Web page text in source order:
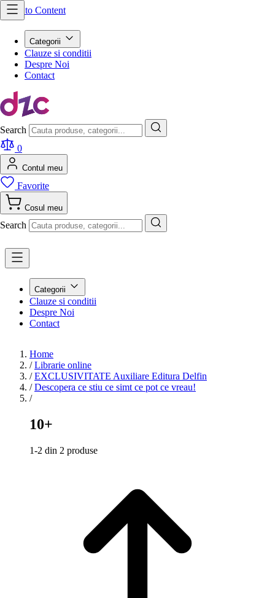
Skip to Content
Categorii
Clauze si conditii
Despre Noi
Contact
Search
0
Contul meu
Favorite
Cosul meu
Search
Categorii
Clauze si conditii
Despre Noi
Contact
Home
/ Librarie online
/ EXCLUSIVITATE Auxiliare Editura Delfin
/ Descopera ce stiu ce simt ce pot ce vreau!
/
10+
1-2 din 2 produse